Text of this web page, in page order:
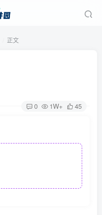
正文
0 1W+ 45